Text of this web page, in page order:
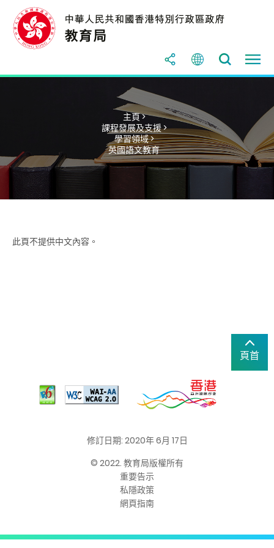
主頁 >
課程發展及支援 >
學習領域 >
英國語文教育
此頁不提供中文內容。
頁首
修訂日期: 2020年 6月 17日
© 2022. 教育局版權所有
重要告示
私隱政策
網頁指南